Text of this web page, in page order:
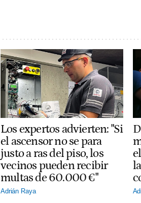
Los expertos advierten: "Si
el ascensor no se para
justo a ras del piso, los
vecinos pueden recibir
multas de 60.000 €"
Adrián Raya